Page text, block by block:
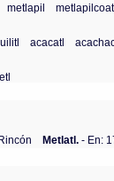
metlapil
acacatl
Metlatl. - En: